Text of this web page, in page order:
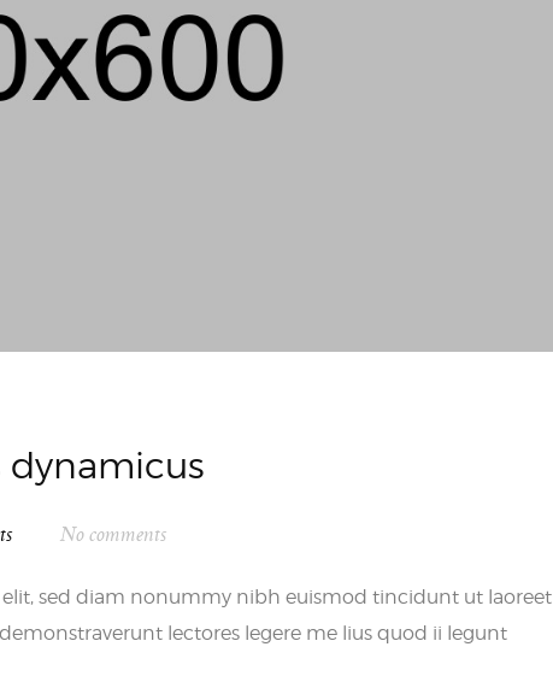
dynamicus
No comments
sed diam nonummy nibh euismod tincidunt ut laoreet
lectores legere me lius quod ii legunt